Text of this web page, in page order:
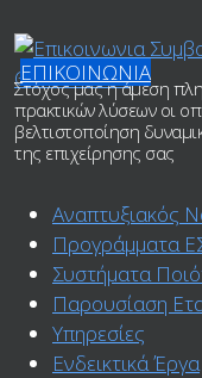
ΕΠΙΚΟΙΝΩΝΙΑ
Στόχος μας η άμεση
πρακτικών λύσεων οι
βελτιστοποίηση
της επιχείρησης σας
Αναπτυξιακός
Προγράμματα
Συστήματα
Παρουσίαση
Υπηρεσίες
Ενδεικτικά Έργα